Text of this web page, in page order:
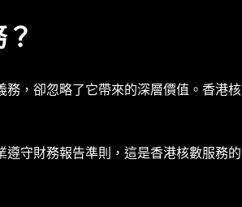
，卻忽略了它帶來的深層價值。香港核
守財務報告準則，這是香港核數服務的